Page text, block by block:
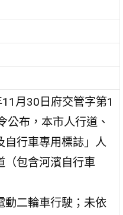
月30日府交管字第1
公布，本市人行道、
自行車專用標誌」人
（包含河濱自行車
動二輪車行駛；未依